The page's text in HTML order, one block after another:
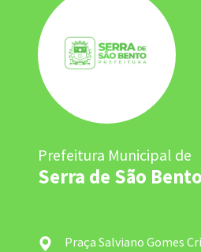
Prefeitura Municipal de
Serra de São Bento
Praça Salviano Gomes